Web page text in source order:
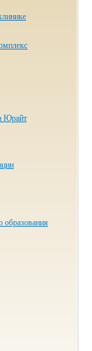
Юрайт
образования